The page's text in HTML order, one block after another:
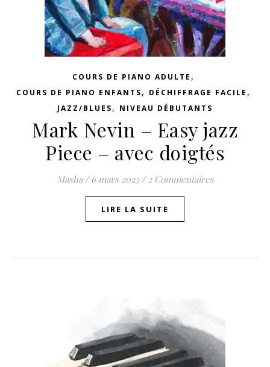
COURS DE PIANO ADULTE ,
COURS DE PIANO ENFANTS, DÉCHIFFRAGE FACILE ,
JAZZ/BLUES, NIVEAU DÉBUTANTS
Mark Nevin – Easy jazz
Piece – avec doigtés
Masha / 6 mars 2023 / 2 Commentaires
LIRE LA SUITE